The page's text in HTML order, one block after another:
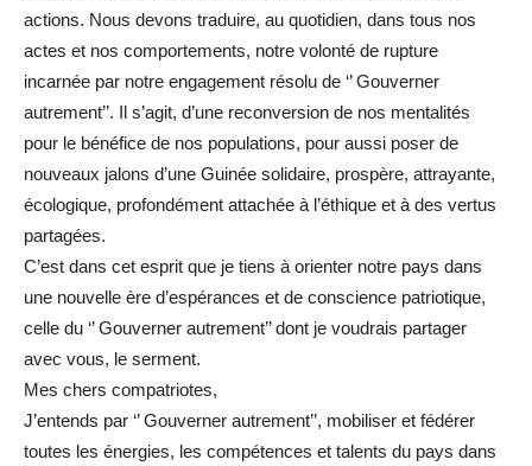
actions. Nous devons traduire, au quotidien, dans tous nos
actes et nos comportements, notre volonté de rupture
incarnée par notre engagement résolu de ‘’ Gouverner
autrement’’. Il s’agit, d’une reconversion de nos mentalités
pour le bénéfice de nos populations, pour aussi poser de
nouveaux jalons d’une Guinée solidaire, prospère, attrayante,
écologique, profondément attachée à l’éthique et à des vertus
partagées.
C’est dans cet esprit que je tiens à orienter notre pays dans
une nouvelle ère d’espérances et de conscience patriotique,
celle du ‘’ Gouverner autrement’’ dont je voudrais partager
avec vous, le serment.
Mes chers compatriotes,
J’entends par ‘’ Gouverner autrement’’, mobiliser et fédérer
toutes les énergies, les compétences et talents du pays dans